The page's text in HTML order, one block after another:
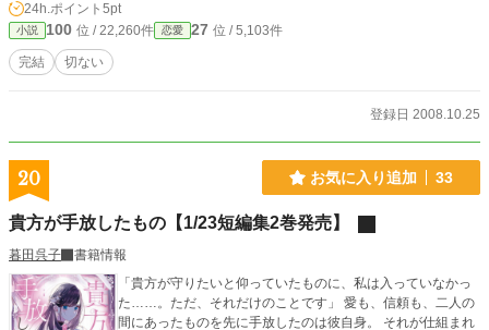
24h.ポイント 5pt
小説 100 位 / 22,260件 恋愛 27 位 / 5,103件
完結 切ない
登録日 2008.10.25
20 お気に入り追加 33
貴方が手放したもの【1/23短編集2巻発売】
暮田呉子
書籍情報
「貴方が守りたいと仰っていたものに、私は入っていなかっ
た……。ただ、それだけのことです」 愛も、信頼も、二人の
間にあったものを先に手放したのは彼自身。 それが仕組まれ